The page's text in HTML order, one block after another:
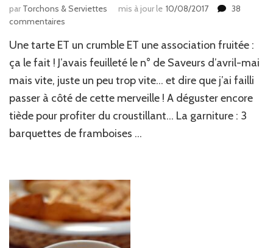
par Torchons & Serviettes mis à jour le 10/08/2017
38
commentaires
rhubarbe
&
et
son
crumble
au
pralin
Une tarte ET un crumble ET une association fruitée :
ça le fait ! J’avais feuilleté le n° de Saveurs d’avril-mai
mais vite, juste un peu trop vite… et dire que j’ai failli
passer à côté de cette merveille ! A déguster encore
tiède pour profiter du croustillant… La garniture : 3
barquettes de framboises …